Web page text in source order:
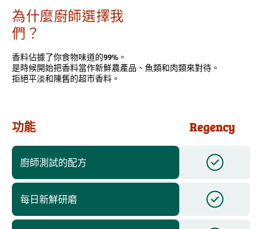
為什麼廚師選擇我
們？
香料佔據了你食物味道的99%。
是時候開始把香料當作新鮮農產品、魚類和肉類來對待。
拒絕平淡和陳舊的超市香料。
功能 Regency
廚師測試的配方
每日新鮮研磨